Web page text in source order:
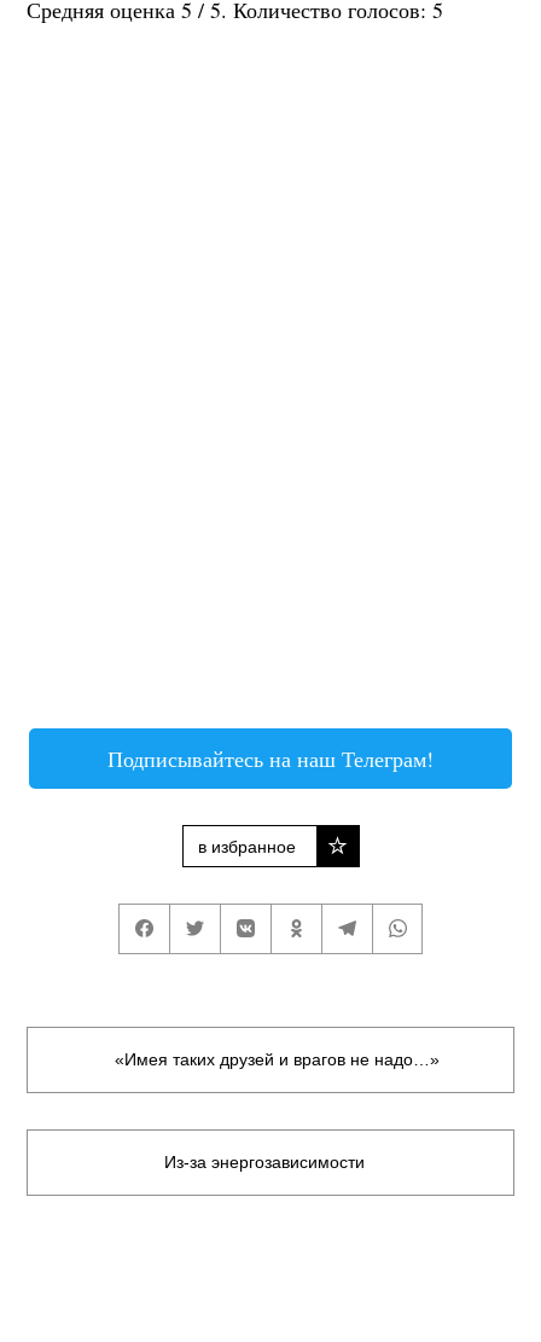
Средняя оценка5 / 5. Количество голосов:5
Подписывайтесь на наш Телеграм!
в избранное
«Имея таких друзей и врагов не надо…»
Из-за энергозависимости